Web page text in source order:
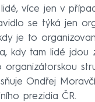
více jen v
se týká jen
je to
kdy tam lidé jdou
organizátorskou
Ondřej
prezidia ČR.